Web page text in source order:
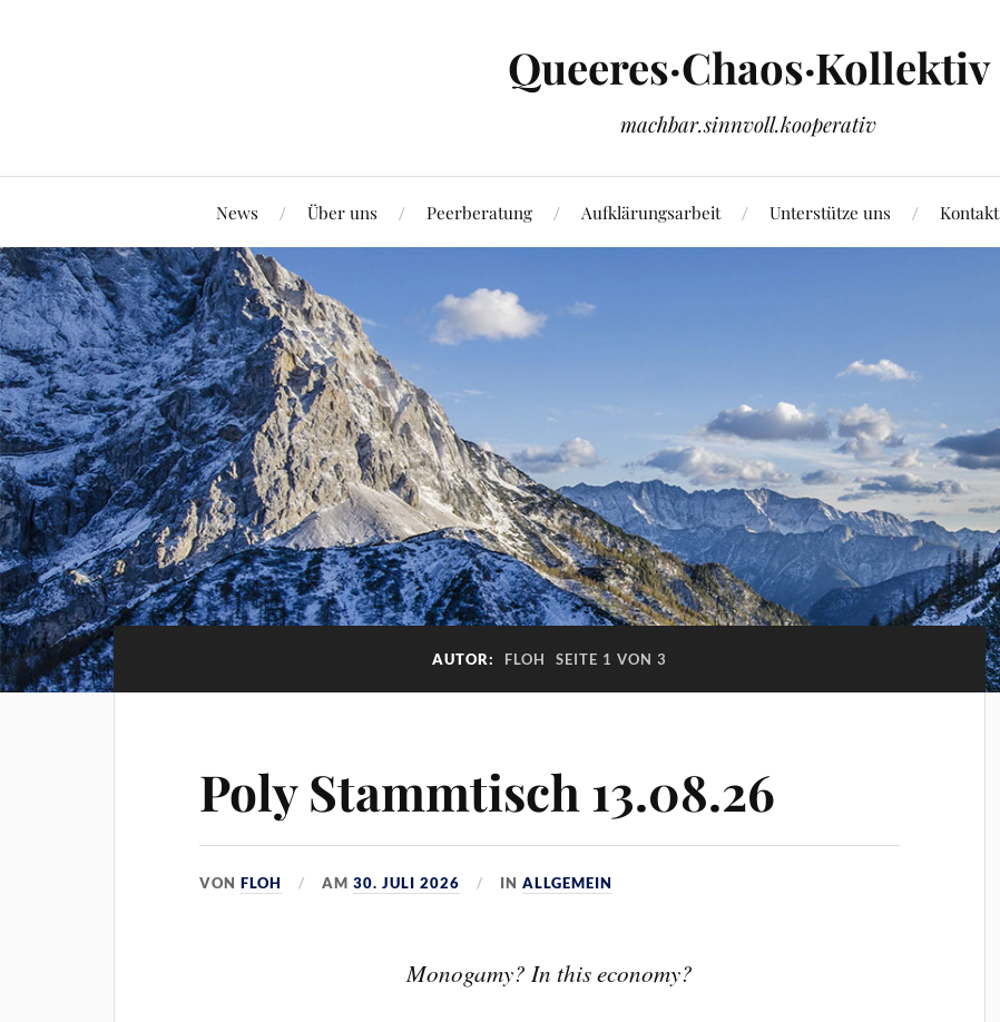
Queeres·Chaos·Kollektiv
machbar.sinnvoll.kooperativ
News Über uns Peerberatung Aufklärungsarbeit Unterstütze uns Kontakt
AUTOR: FLOH SEITE 1 VON 3
Poly Stammtisch 13.08.26
VONFLOH AM30. JULI 2026 INALLGEMEIN
Monogamy? In this economy?